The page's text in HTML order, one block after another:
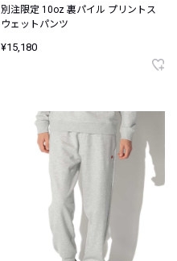
別注限定 10oz 裏パイル プリントス
ウェットパンツ
¥15,180